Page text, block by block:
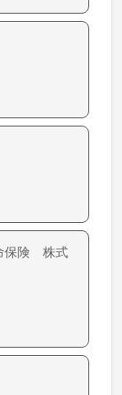
保険 株式